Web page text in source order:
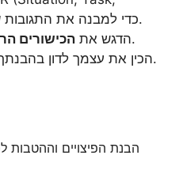
Action, Result) כדי למבנה את התגובות שלך.
הדגש את הכישורים
והניסיון שלך.
הכין את עצמך לדון בהבנתך של החברה ותרבותה.
הבנת הפיצויים וההטבות